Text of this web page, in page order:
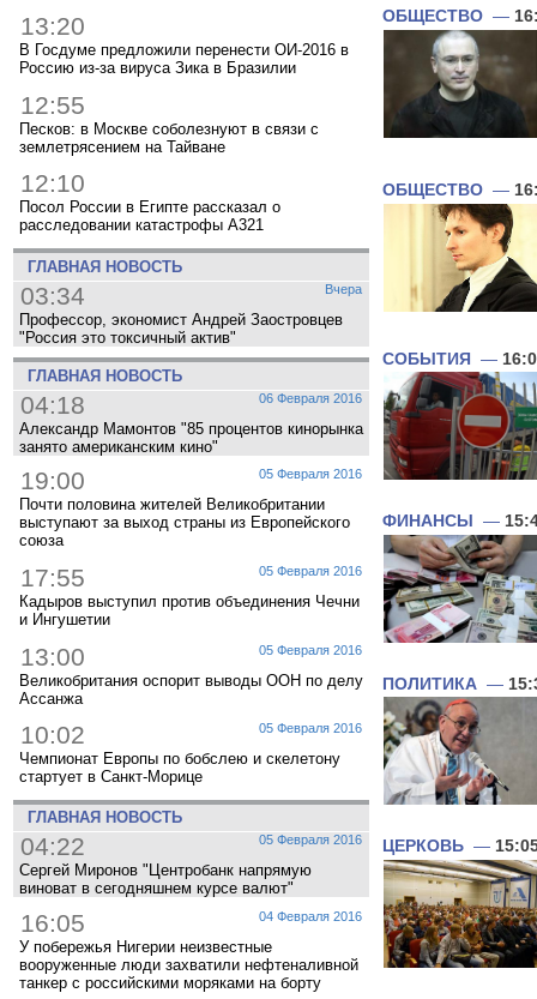
13:20
В Госдуме предложили перенести ОИ-2016 в
Россию из-за вируса Зика в Бразилии
12:55
Песков: в Москве соболезнуют в связи с
землетрясением на Тайване
12:10
Посол России в Египте рассказал о
расследовании катастрофы A321
ГЛАВНАЯ НОВОСТЬ
Вчера
03:34
Профессор, экономист Андрей Заостровцев
"Россия это токсичный актив"
ГЛАВНАЯ НОВОСТЬ
06 Февраля 2016
04:18
Александр Мамонтов "85 процентов кинорынка
занято американским кино"
05 Февраля 2016
19:00
Почти половина жителей Великобритании
выступают за выход страны из Европейского
союза
05 Февраля 2016
17:55
Кадыров выступил против объединения Чечни
и Ингушетии
05 Февраля 2016
13:00
Великобритания оспорит выводы ООН по делу
Ассанжа
05 Февраля 2016
10:02
Чемпионат Европы по бобслею и скелетону
стартует в Санкт-Морице
ГЛАВНАЯ НОВОСТЬ
05 Февраля 2016
04:22
Сергей Миронов "Центробанк напрямую
виноват в сегодняшнем курсе валют"
04 Февраля 2016
16:05
У побережья Нигерии неизвестные
вооруженные люди захватили нефтеналивной
танкер с российскими моряками на борту
ОБЩЕСТВО —
ОБЩЕСТВО —
СОБЫТИЯ —
ФИНАНСЫ —
ПОЛИТИКА —
ЦЕРКОВЬ —